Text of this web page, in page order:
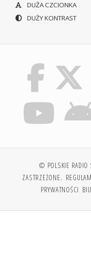
DUŻA CZCIONKA
DUŻY KONTRAST
© POLSKIE RADIO
ZASTRZEŻONE.
PRYWATNOŚCI